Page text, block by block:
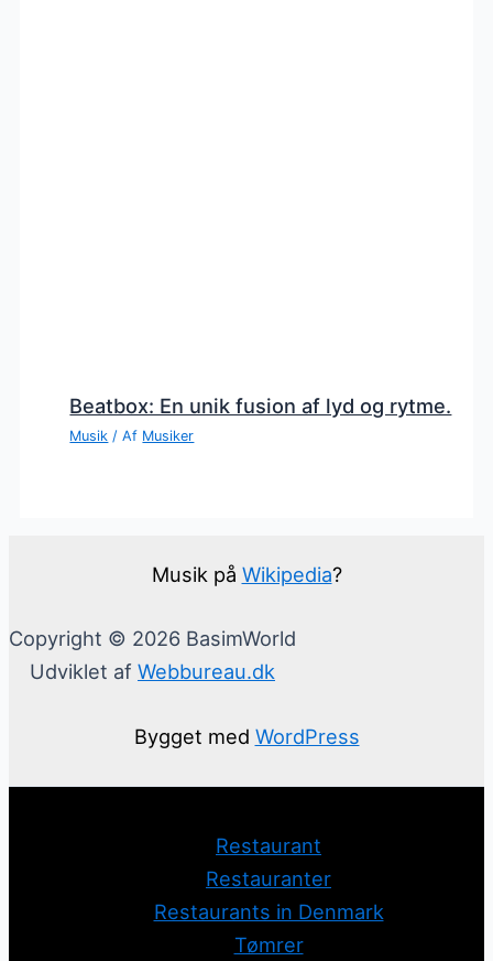
Beatbox: En unik fusion af lyd og rytme.
Musik / Af Musiker
Musik på Wikipedia?
Copyright © 2026 BasimWorld
Udviklet af Webbureau.dk
Bygget med WordPress
Restaurant
Restauranter
Restaurants in Denmark
Tømrer